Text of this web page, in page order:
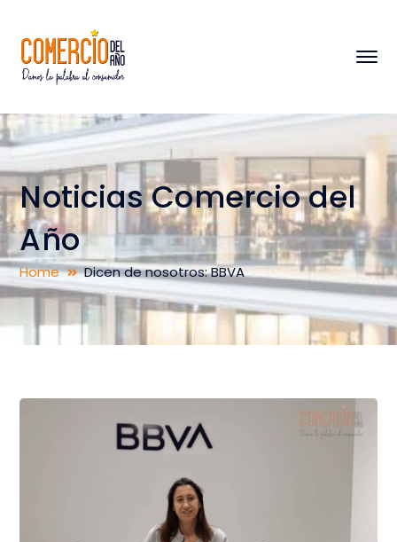
Noticias Comercio del
Año
Home Dicen de nosotros: BBVA